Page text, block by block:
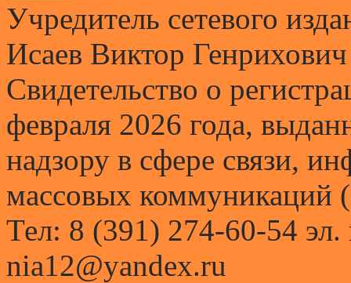
Учредитель сетевого
Исаев Виктор Генрихович
Свидетельство о
февраля 2026 года,
надзору в сфере связи,
массовых коммуникаций
Тел: 8 (391) 274-60-54 эл.
nia12@yandex.ru